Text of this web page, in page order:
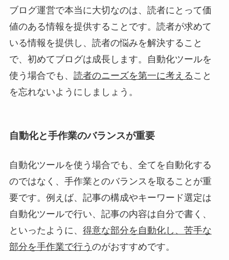
ブログ運営で本当に大切なのは、読者にとって価
値のある情報を提供することです。読者が求めて
いる情報を提供し、読者の悩みを解決すること
で、初めてブログは成長します。自動化ツールを
使う場合でも、 読者のニーズを第一に考える こと
を忘れないようにしましょう。
自動化と手作業のバランスが重要
自動化ツールを使う場合でも、全てを自動化する
のではなく、手作業とのバランスを取ることが重
要です。例えば、記事の構成やキーワード選定は
自動化ツールで行い、記事の内容は自分で書く、
といったように、 得意な部分を自動化し、苦手な
部分を手作業で行う のがおすすめです。